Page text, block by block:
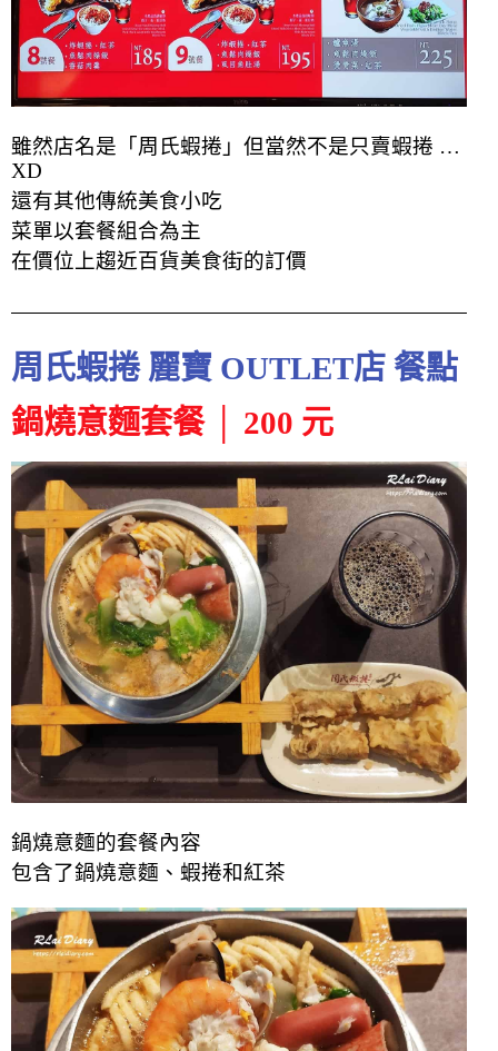
雖然店名是「周氏蝦捲」但當然不是只賣蝦捲 …
XD
還有其他傳統美食小吃
菜單以套餐組合為主
在價位上趨近百貨美食街的訂價
周氏蝦捲 麗寶 OUTLET店 餐點
鍋燒意麵套餐 │ 200 元
鍋燒意麵的套餐內容
包含了鍋燒意麵、蝦捲和紅茶